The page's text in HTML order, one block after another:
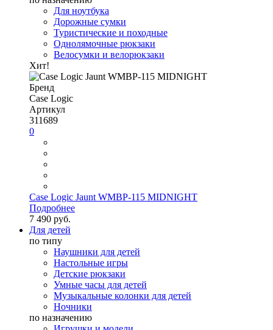
Для ноутбука
Дорожные сумки
Туристические и походные
Однолямочные рюкзаки
Велосумки и велорюкзаки
Хит!
Бренд
Case Logic
Артикул
311689
0
Case Logic Jaunt WMBP-115 MIDNIGHT
Подробнее
7 490 руб.
Для детей
по типу
Наушники для детей
Настольные игры
Детские рюкзаки
Умные часы для детей
Музыкальные колонки для детей
Ночники
по назначению